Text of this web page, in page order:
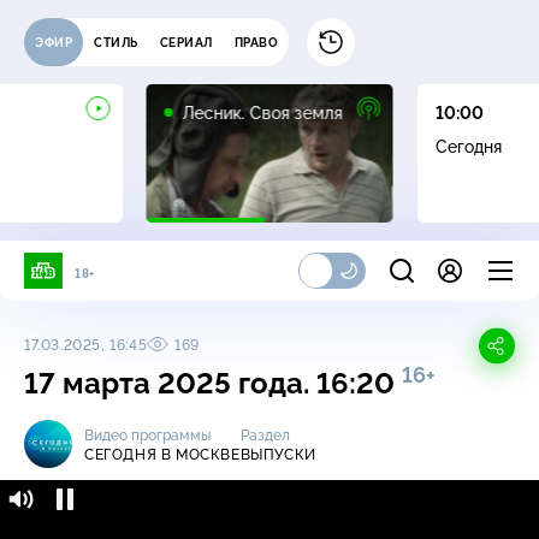
ЭФИР СТИЛЬ СЕРИАЛ ПРАВО
Лесник. Своя земля
16+
10:00
Сегодня
18+
17.03.2025, 16:45 169
17 марта 2025 года. 16:20 16+
Видео программы
СЕГОДНЯ В МОСКВЕ
Раздел
ВЫПУСКИ